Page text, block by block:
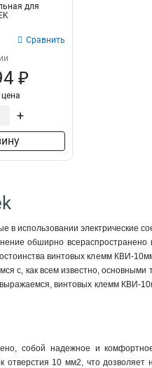
для
Сравнить
₽
+
использовании электрические
обширно всераспространено в
винтовых клемм КВИ-
с, как всем известно,
винтовых клемм КВИ-
собой надежное и
10 мм2, что дозволяет